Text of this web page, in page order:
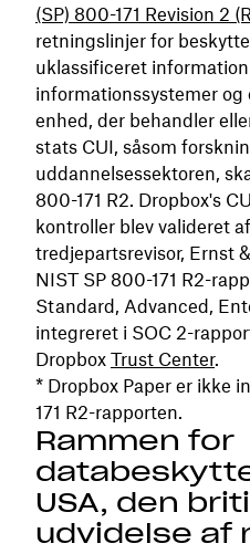
(SP) 800-171 Revision 2
retningslinjer for
uklassificeret
informationssystemer og
enhed, der behandler
stats CUI, såsom
uddannelsessektoren,
800-171 R2. Dropbox's
kontroller blev valideret
tredjepartsrevisor, Ernst
NIST SP 800-171 R2-
Standard, Advanced,
integreret i SOC 2-
Dropbox Trust Center.
* Dropbox Paper er ikke
171 R2-rapporten.
Rammen for
USA, den
udvidelse af